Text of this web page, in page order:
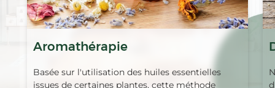
Aromathérapie
Basée sur l'utilisation des huiles essentielles
issues de certaines plantes, cette méthode